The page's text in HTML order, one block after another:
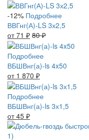
-12% Подробнее
ВВГнг(А)-LS 3х2,5
от 71 ₽ 80₽
Подробнее
ВБШВнг(а)-ls 4x50
от 1 870 ₽
Подробнее
ВБШВнг(а)-ls 3х1,5
от 45 ₽